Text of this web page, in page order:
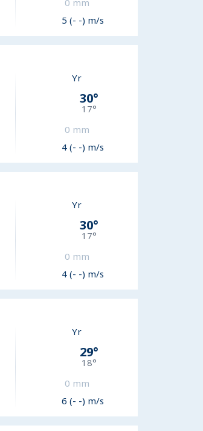
0 mm
5 (- -) m/s
Yr
30°
17°
0 mm
4 (- -) m/s
Yr
30°
17°
0 mm
4 (- -) m/s
Yr
29°
18°
0 mm
6 (- -) m/s